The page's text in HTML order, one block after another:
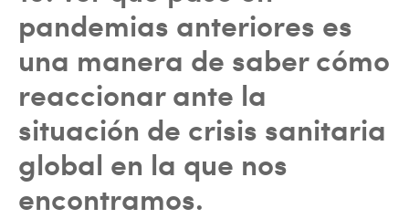
pandemias anteriores es
una manera de saber cómo
reaccionar ante la
situación de crisis sanitaria
global en la que nos
encontramos.